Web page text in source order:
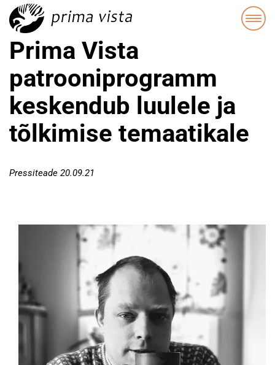
Prima Vista
patrooniprogramm
keskendub luulele ja
tõlkimise temaatikale
Pressiteade 20.09.21